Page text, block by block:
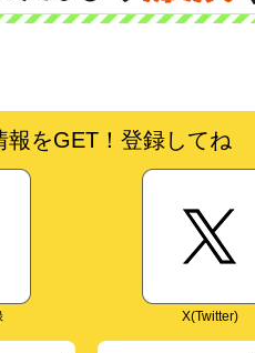
報をGET！登録してね
X(Twitter)